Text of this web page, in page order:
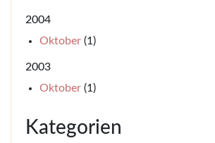
2004
Oktober (1)
2003
Oktober (1)
Kategorien